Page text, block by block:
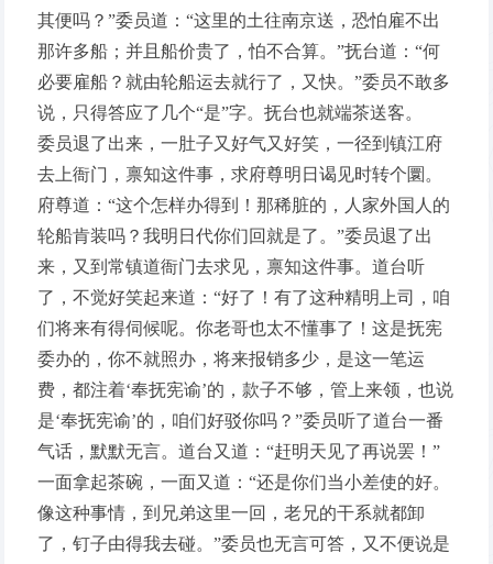
其便吗？”委员道：“这里的土往南京送，恐怕雇不出
那许多船；并且船价贵了，怕不合算。”抚台道：“何
必要雇船？就由轮船运去就行了，又快。”委员不敢多
说，只得答应了几个“是”字。抚台也就端茶送客。
委员退了出来，一肚子又好气又好笑，一径到镇江府
去上衙门，禀知这件事，求府尊明日谒见时转个圜。
府尊道：“这个怎样办得到！那稀脏的，人家外国人的
轮船肯装吗？我明日代你们回就是了。”委员退了出
来，又到常镇道衙门去求见，禀知这件事。道台听
了，不觉好笑起来道：“好了！有了这种精明上司，咱
们将来有得伺候呢。你老哥也太不懂事了！这是抚宪
委办的，你不就照办，将来报销多少，是这一笔运
费，都注着‘奉抚宪谕’的，款子不够，管上来领，也说
是‘奉抚宪谕’的，咱们好驳你吗？”委员听了道台一番
气话，默默无言。道台又道：“赶明天见了再说罢！”
一面拿起茶碗，一面又道：“还是你们当小差使的好。
像这种事情，到兄弟这里一回，老兄的干系就都卸
了，钉子由得我去碰。”委员也无言可答，又不便说是